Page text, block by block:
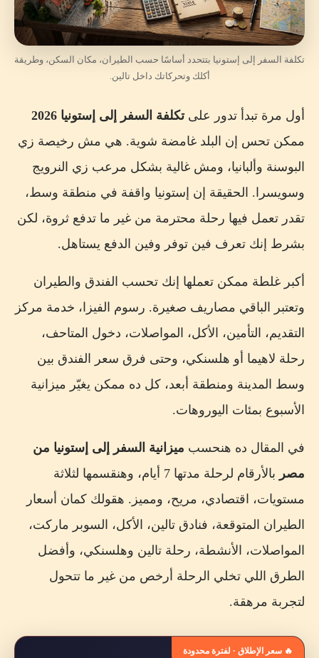
هل تحتاج تستأجر عربية في إستونيا؟
اكتشف أفضل جولات إستونيا وتالين
اعمل الحساب ده قبل شراء Tallinn Card
تكلفة رحلة تالين وهلسنكي في يوم واحد
تكلفة الإنترنت والاتصالات
تكلفة التسوق والهدايا
ميزانية أسبوع في إستونيا بالتفصيل
1. ميزانية اقتصادية
2. ميزانية مريحة
3. ميزانية مميزة
هل تحول الميزانية للجنيه المصري؟
الربيع والخريف
الشتاء
أفضل قيمة مقابل السعر
تكلفة السفر إلى إستونيا مع طفل
2. احجز الفندق بإلغاء مجاني
تكلفة السفر إلى إستونيا بتتحدد أساسًا حسب الطيران، مكان السكن، وطريقة
أكلك وتحركاتك داخل تالين.
أول مرة تبدأ تدور علىتكلفة السفر إلى إستونيا 2026
ممكن تحس إن البلد غامضة شوية. هي مش رخيصة زي
البوسنة وألبانيا، ومش غالية بشكل مرعب زي النرويج
وسويسرا. الحقيقة إن إستونيا واقفة في منطقة وسط،
تقدر تعمل فيها رحلة محترمة من غير ما تدفع ثروة، لكن
بشرط إنك تعرف فين توفر وفين الدفع يستاهل.
أكبر غلطة ممكن تعملها إنك تحسب الفندق والطيران
وتعتبر الباقي مصاريف صغيرة. رسوم الفيزا، خدمة مركز
التقديم، التأمين، الأكل، المواصلات، دخول المتاحف،
رحلة لاهيما أو هلسنكي، وحتى فرق سعر الفندق بين
وسط المدينة ومنطقة أبعد، كل ده ممكن يغيّر ميزانية
الأسبوع بمئات اليوروهات.
في المقال ده هنحسب ميزانية السفر إلى إستونيا من
مصر
بالأرقام لرحلة مدتها 7 أيام، وهنقسمها لثلاثة
مستويات، اقتصادي، مريح، ومميز. هقولك كمان أسعار
الطيران المتوقعة، فنادق تالين، الأكل، السوبر ماركت،
المواصلات، الأنشطة، رحلة تالين وهلسنكي، وأفضل
الطرق اللي تخلي الرحلة أرخص من غير ما تتحول
لتجربة مرهقة.
🔥 سعر الإطلاق · لفترة محدودة